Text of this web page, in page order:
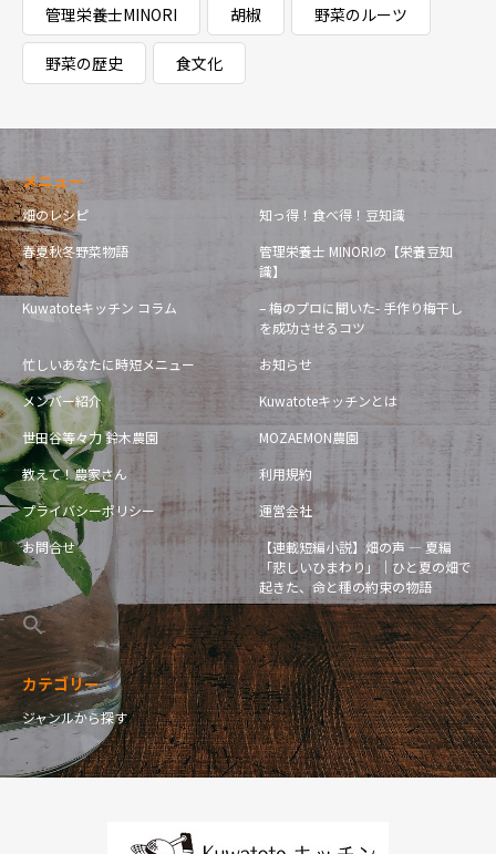
管理栄養士MINORI 胡椒 野菜のルーツ
野菜の歴史 食文化
メニュー
畑のレシピ
知っ得！食べ得！豆知識
春夏秋冬野菜物語
管理栄養士 MINORIの【栄養豆知
識】
Kuwatoteキッチン コラム
– 梅のプロに聞いた- 手作り梅干し
を成功させるコツ
忙しいあなたに時短メニュー
お知らせ
メンバー紹介
Kuwatoteキッチンとは
世田谷等々力 鈴木農園
MOZAEMON農園
教えて！農家さん
利用規約
プライバシーポリシー
運営会社
お問合せ
【連載短編小説】畑の声 — 夏編
「悲しいひまわり」｜ひと夏の畑で
起きた、命と種の約束の物語
カテゴリー
ジャンルから探す